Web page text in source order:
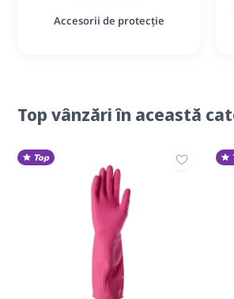
Accesorii de protecție
Top vânzări în această
Top